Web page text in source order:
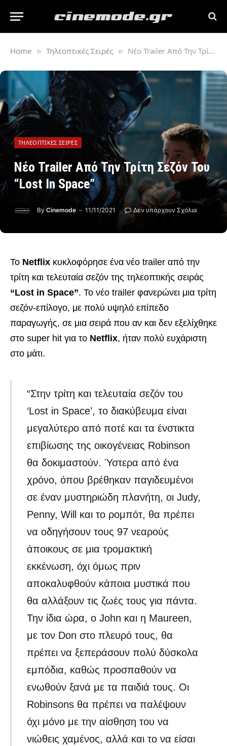
Home » Τηλεοπτικές Σειρές » Νέο Trailer Από Την Τρίτη Σεζόν Του “Lost In Space”
ΤΗΛΕΟΠΤΙΚΈΣ ΣΕΙΡΈΣ
Νέο Trailer Από Την Τρίτη Σεζόν Του
“Lost In Space”
By Cinemode 11/11/2021 Δεν υπάρχουν Σχόλια
Το Netflix κυκλοφόρησε ένα νέο trailer από την
τρίτη και τελευταία σεζόν της τηλεοπτικής σειράς
“Lost in Space”. Το νέο trailer φανερώνει μια τρίτη
σεζόν-επίλογο, με πολύ υψηλό επίπεδο
παραγωγής, σε μια σειρά που αν και δεν εξελίχθηκε
στο super hit για το Netflix, ήταν πολύ ευχάριστη
στο μάτι.
“Στην τρίτη και τελευταία σεζόν του
‘Lost in Space’, το διακύβευμα είναι
μεγαλύτερο από ποτέ και τα ένστικτα
επιβίωσης της οικογένειας Robinson
θα δοκιμαστούν. Ύστερα από ένα
χρόνο, όπου βρέθηκαν παγιδευμένοι
σε έναν μυστηριώδη πλανήτη, οι Judy,
Penny, Will και το ρομπότ, θα πρέπει
να οδηγήσουν τους 97 νεαρούς
άποικους σε μια τρομακτική
εκκένωση, όχι όμως πριν
αποκαλυφθούν κάποια μυστικά που
θα αλλάξουν τις ζωές τους για πάντα.
Την ίδια ώρα, ο John και η Maureen,
με τον Don στο πλευρό τους, θα
πρέπει να ξεπεράσουν πολύ δύσκολα
εμπόδια, καθώς προσπαθούν να
ενωθούν ξανά με τα παιδιά τους. Οι
Robinsons θα πρέπει να παλέψουν
όχι μόνο με την αίσθηση του να
νιώθεις χαμένος, αλλά και το να είσαι